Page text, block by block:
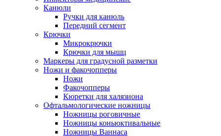
Канюли
Ручки для канюль
Передний сегмент
Крючки
Микрокрючки
Крючки для мышц
Маркеры для градусной разметки
Ножи и факочопперы
Ножи
Факочопперы
Кюретки для халязиона
Офтальмологические ножницы
Ножницы роговичные
Ножницы коньюктивальные
Ножницы Ваннаса